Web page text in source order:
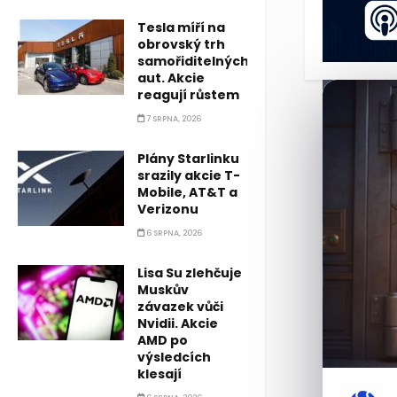
Tesla míří na
obrovský trh
samořiditelných
aut. Akcie
reagují růstem
7 SRPNA, 2026
Plány Starlinku
srazily akcie T-
Mobile, AT&T a
Verizonu
6 SRPNA, 2026
Lisa Su zlehčuje
Muskův
závazek vůči
Nvidii. Akcie
AMD po
výsledcích
klesají